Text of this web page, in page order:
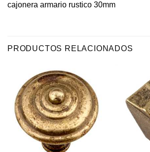
cajonera armario rustico 30mm
PRODUCTOS RELACIONADOS